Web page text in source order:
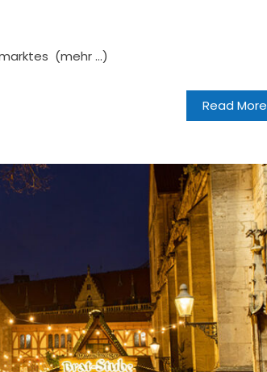
(mehr …)
Read More